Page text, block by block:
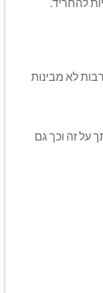
לא מבינות
על זה וכך גם